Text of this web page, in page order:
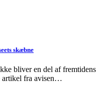
skæbne
bliver en del af fremtidens
artikel fra avisen…